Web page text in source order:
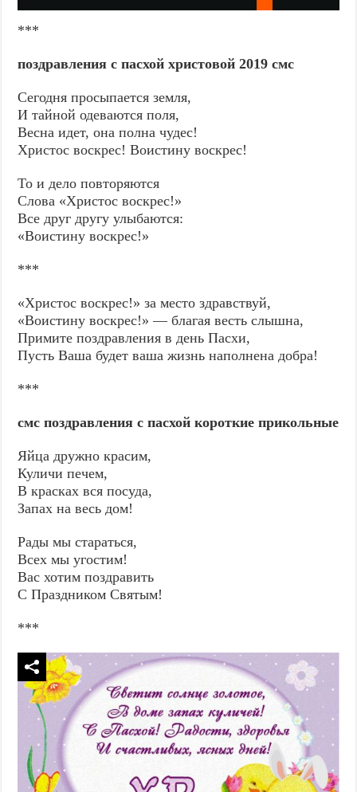
***
поздравления с пасхой христовой 2019 смс
Сегодня просыпается земля,
И тайной одеваются поля,
Весна идет, она полна чудес!
Христос воскрес! Воистину воскрес!
То и дело повторяются
Слова «Христос воскрес!»
Все друг другу улыбаются:
«Воистину воскрес!»
***
«Христос воскрес!» за место здравствуй,
«Воистину воскрес!» — благая весть слышна,
Примите поздравления в день Пасхи,
Пусть Ваша будет ваша жизнь наполнена добра!
***
смс поздравления с пасхой короткие прикольные
Яйца дружно красим,
Куличи печем,
В красках вся посуда,
Запах на весь дом!
Рады мы стараться,
Всех мы угостим!
Вас хотим поздравить
С Праздником Святым!
***